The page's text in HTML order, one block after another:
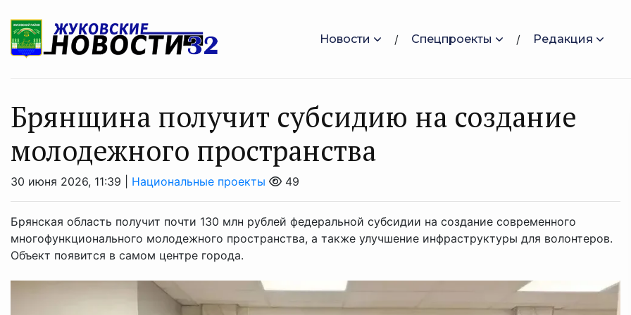
Новости Спецпроекты Редакция
Брянщина получит субсидию на создание
молодежного пространства
30 июня 2026, 11:39 | Национальные проекты 49
Брянская область получит почти 130 млн рублей федеральной субсидии на создание современного
многофункционального молодежного пространства, а также улучшение инфраструктуры для волонтеров.
Объект появится в самом центре города.